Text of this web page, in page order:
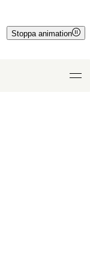
Stoppa animation